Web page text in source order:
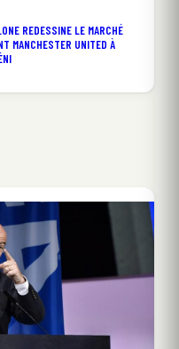
REDESSINE LE MARCHÉ
MANCHESTER UNITED À